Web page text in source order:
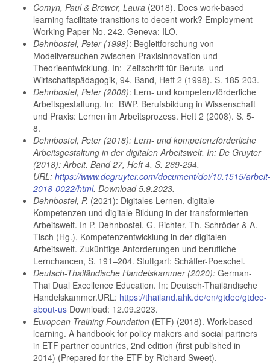
Comyn, Paul & Brewer, Laura (2018). Does work-based
learning facilitate transitions to decent work? Employment
Working Paper No. 242. Geneva: ILO.
Dehnbostel, Peter (1998): Begleitforschung von
Modellversuchen zwischen Praxisinnovation und
Theorieentwicklung. In: Zeitschrift für Berufs- und
Wirtschaftspädagogik, 94. Band, Heft 2 (1998). S. 185-203.
Dehnbostel, Peter (2008): Lern- und kompetenzförderliche
Arbeitsgestaltung. In: BWP. Berufsbildung in Wissenschaft
und Praxis: Lernen im Arbeitsprozess. Heft 2 (2008). S. 5-
8.
Dehnbostel, Peter (2018): Lern- und kompetenzförderliche
Arbeitsgestaltung in der digitalen Arbeitswelt. In: De Gruyter
(2018): Arbeit. Band 27, Heft 4. S. 269-294.
URL: https://www.degruyter.com/document/doi/10.1515/arbeit-
2018-0022/html. Download 5.9.2023.
Dehnbostel, P. (2021): Digitales Lernen, digitale
Kompetenzen und digitale Bildung in der transformierten
Arbeitswelt. In P. Dehnbostel, G. Richter, Th. Schröder & A.
Tisch (Hg.), Kompetenzentwicklung in der digitalen
Arbeitswelt. Zukünftige Anforderungen und berufliche
Lernchancen, S. 191–204. Stuttgart: Schäffer-Poeschel.
Deutsch-Thailändische Handelskammer (2020): German-
Thai Dual Excellence Education. In: Deutsch-Thailändische
Handelskammer.URL: https://thailand.ahk.de/en/gtdee/gtdee-
about-us Download: 12.09.2023.
European Training Foundation (ETF) (2018). Work-based
learning. A handbook for policy makers and social partners
in ETF partner countries, 2nd edition (first published in
2014) (Prepared for the ETF by Richard Sweet).